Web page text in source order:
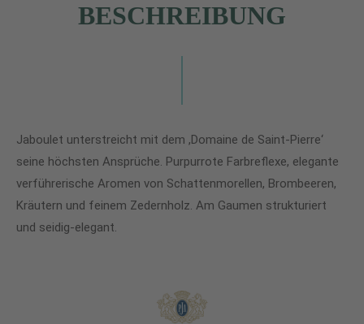
BESCHREIBUNG
Jaboulet unterstreicht mit dem ,Domaine de Saint-Pierre‘
seine höchsten Ansprüche. Purpurrote Farbreflexe, elegante
verführerische Aromen von Schattenmorellen, Brombeeren,
Kräutern und feinem Zedernholz. Am Gaumen strukturiert
und seidig-elegant.